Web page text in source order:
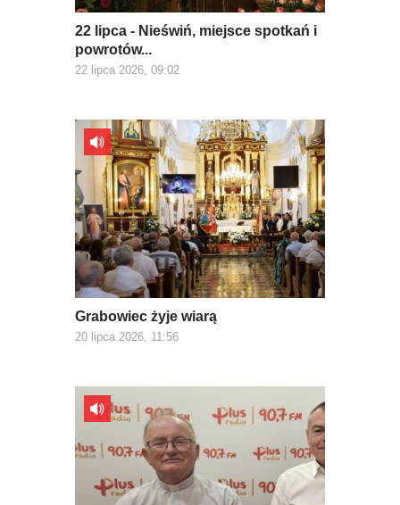
22 lipca - Nieświń, miejsce spotkań i
powrotów...
22 lipca 2026, 09:02
Grabowiec żyje wiarą
20 lipca 2026, 11:56